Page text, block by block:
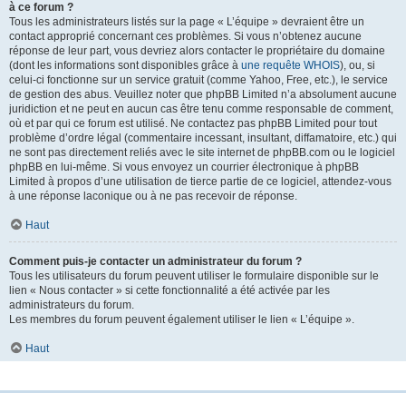
à ce forum ?
Tous les administrateurs listés sur la page « L’équipe » devraient être un
contact approprié concernant ces problèmes. Si vous n’obtenez aucune
réponse de leur part, vous devriez alors contacter le propriétaire du domaine
(dont les informations sont disponibles grâce à une requête WHOIS), ou, si
celui-ci fonctionne sur un service gratuit (comme Yahoo, Free, etc.), le service
de gestion des abus. Veuillez noter que phpBB Limited n’a absolument aucune
juridiction et ne peut en aucun cas être tenu comme responsable de comment,
où et par qui ce forum est utilisé. Ne contactez pas phpBB Limited pour tout
problème d’ordre légal (commentaire incessant, insultant, diffamatoire, etc.) qui
ne sont pas directement reliés avec le site internet de phpBB.com ou le logiciel
phpBB en lui-même. Si vous envoyez un courrier électronique à phpBB
Limited à propos d’une utilisation de tierce partie de ce logiciel, attendez-vous
à une réponse laconique ou à ne pas recevoir de réponse.
Haut
Comment puis-je contacter un administrateur du forum ?
Tous les utilisateurs du forum peuvent utiliser le formulaire disponible sur le
lien « Nous contacter » si cette fonctionnalité a été activée par les
administrateurs du forum.
Les membres du forum peuvent également utiliser le lien « L’équipe ».
Haut